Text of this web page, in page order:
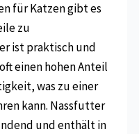
für Katzen gibt es
zu
ist praktisch und
einen hohen Anteil
was zu einer
kann. Nassfutter
und enthält in